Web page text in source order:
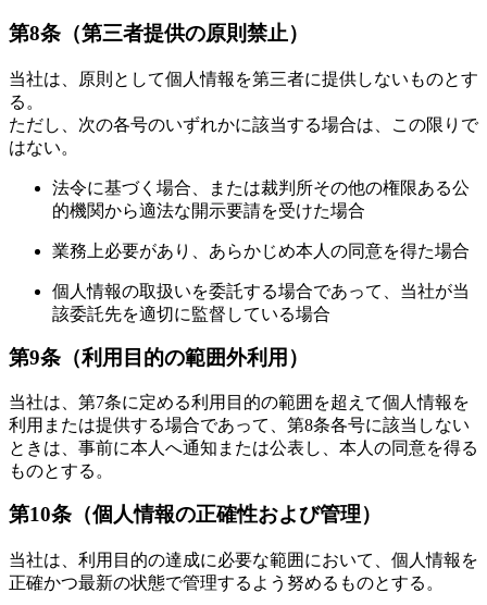
第8条（第三者提供の原則禁止）
当社は、原則として個人情報を第三者に提供しないものとす
る。
ただし、次の各号のいずれかに該当する場合は、この限りで
はない。
法令に基づく場合、または裁判所その他の権限ある公
的機関から適法な開示要請を受けた場合
業務上必要があり、あらかじめ本人の同意を得た場合
個人情報の取扱いを委託する場合であって、当社が当
該委託先を適切に監督している場合
第9条（利用目的の範囲外利用）
当社は、第7条に定める利用目的の範囲を超えて個人情報を
利用または提供する場合であって、第8条各号に該当しない
ときは、事前に本人へ通知または公表し、本人の同意を得る
ものとする。
第10条（個人情報の正確性および管理）
当社は、利用目的の達成に必要な範囲において、個人情報を
正確かつ最新の状態で管理するよう努めるものとする。